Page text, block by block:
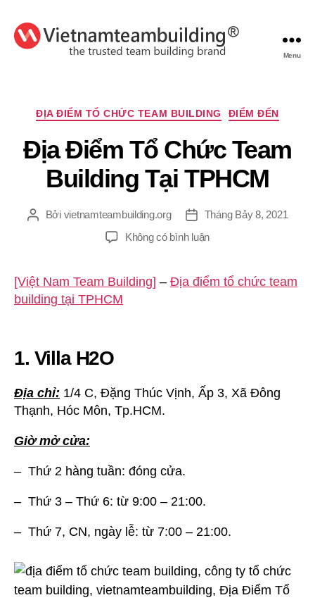
Menu
Chuyên
ĐỊA ĐIỂM TỔ CHỨC TEAM BUILDING ĐIỂM ĐẾN
Địa Điểm Tổ Chức Team
Building Tại TPHCM
TácBởi vietnamteambuilding.org
Ngày
đăng
Tháng Bảy 8, 2021
Không có bình luậnở
Tổ
[Việt Nam Team Building] – Địa điểm tổ chức team
building tại TPHCM
1. Villa H2O
Địa chỉ: 1/4 C, Đặng Thúc Vịnh, Ấp 3, Xã Đông
Thạnh, Hóc Môn, Tp.HCM.
Giờ mở cửa:
– Thứ 2 hàng tuần: đóng cửa.
– Thứ 3 – Thứ 6: từ 9:00 – 21:00.
– Thứ 7, CN, ngày lễ: từ 7:00 – 21:00.